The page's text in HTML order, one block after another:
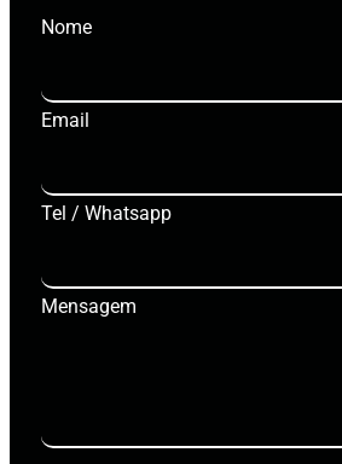
Nome
Email
Tel / Whatsapp
Mensagem